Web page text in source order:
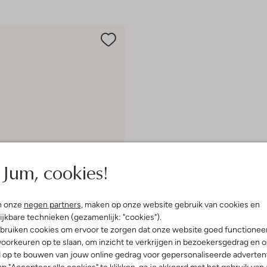
Jum, cookies!
onze negen partners, maken op onze website gebruik van cookies en
technieken (gezamenlijk: "cookies").
cookies om ervoor te zorgen dat onze website goed
op te slaan, om inzicht te verkrijgen in bezoekersgedrag en
op te bouwen van jouw online gedrag voor gepersonaliseerde
maten